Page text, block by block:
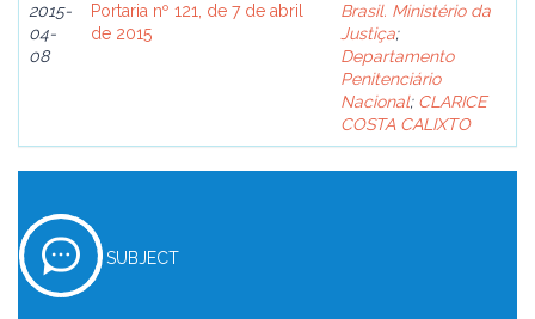
2015-
04-
08
Portaria nº 121, de 7 de abril
de 2015
Brasil. Ministério da
Justiça;
Departamento
Penitenciário
Nacional; CLARICE
COSTA CALIXTO
SUBJECT